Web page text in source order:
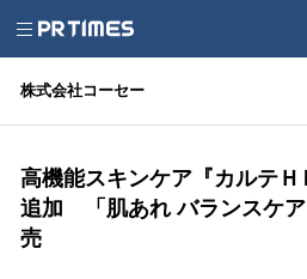
株式会社コーセー
高機能スキンケア『カルテ
追加 「肌あれ バランスケ
売